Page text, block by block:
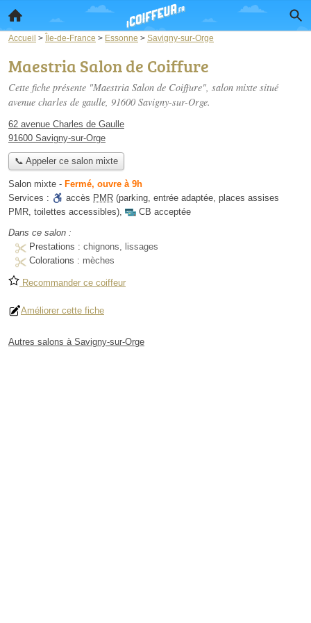
Accueil > Île-de-France > Essonne > Savigny-sur-Orge
Maestria Salon de Coiffure
Cette fiche présente "Maestria Salon de Coiffure", salon mixte situé
avenue charles de gaulle, 91600 Savigny-sur-Orge.
62 avenue Charles de Gaulle
91600 Savigny-sur-Orge
📞 Appeler ce salon mixte
Salon mixte - Fermé, ouvre à 9h
Services :
accès PMR (parking, entrée adaptée, places assises
PMR, toilettes accessibles),
CB acceptée
Dans ce salon :
Prestations : chignons, lissages
Colorations : mèches
Recommander ce coiffeur
Améliorer cette fiche
Autres salons à Savigny-sur-Orge